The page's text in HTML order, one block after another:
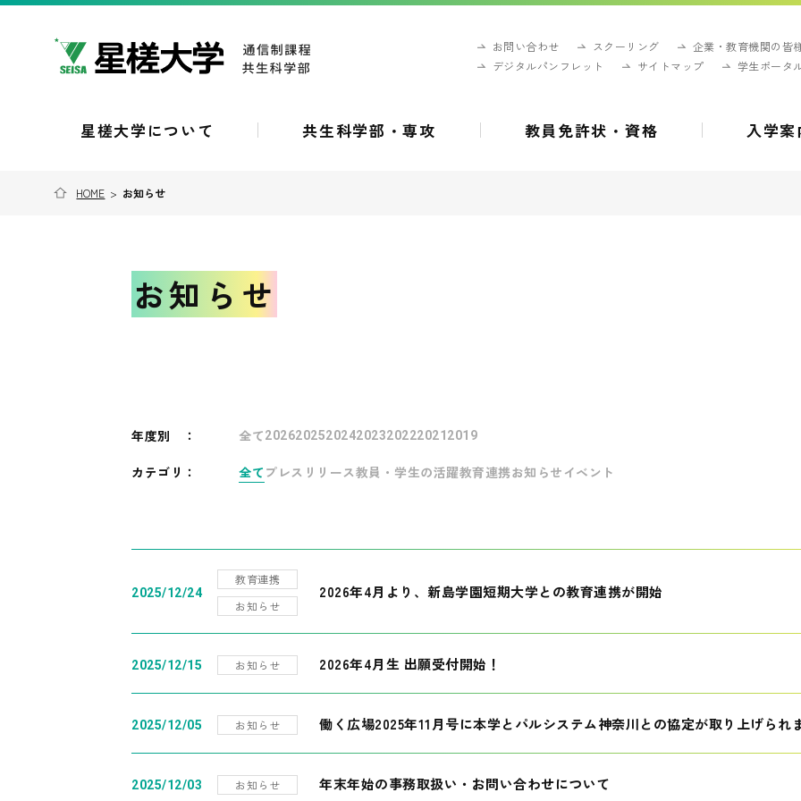
お問い合わせ スクーリング
企業・教育機関の皆
デジタルパンフレット
サイトマップ 学生ポータ
星槎大学について 共生科学部・専攻 教員免許状・資格 入学案
HOME > お知らせ
お知らせ
年度別 ： 全て202620252024202320222021 2019
カテゴリ： 全て プレスリリース教員・学生の活躍教育連携お知らせ イベント
2025/12/24
教育連携
お知らせ
2026年4月より、新島学園短期大学との教育連携が開始
2025/12/15 お知らせ 2026年4月生 出願受付開始！
2025/12/05 お知らせ 働く広場2025年11月号に本学とパルシステム神奈川との協定が取り上げられ
2025/12/03 お知らせ 年末年始の事務取扱い・お問い合わせについて